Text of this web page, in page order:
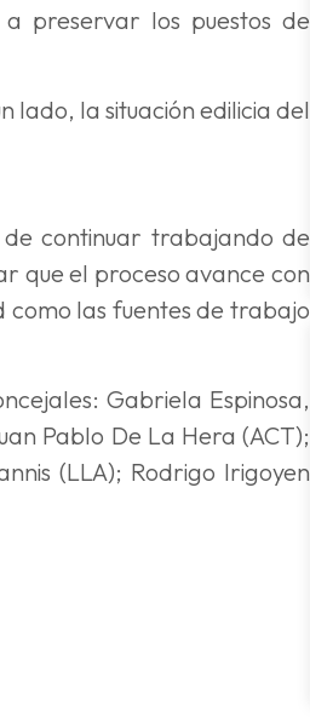
preservar los puestos de
lado, la situación edilicia del
continuar trabajando de
que el proceso avance con
las fuentes de trabajo
Gabriela Espinosa,
Pablo De La Hera (ACT);
(LLA); Rodrigo Irigoyen